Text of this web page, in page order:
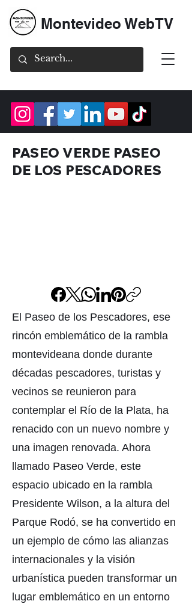
Montevideo WebTV
PASEO VERDE PASEO
DE LOS PESCADORES
El Paseo de los Pescadores, ese
rincón emblemático de la rambla
montevideana donde durante
décadas pescadores, turistas y
vecinos se reunieron para
contemplar el Río de la Plata, ha
renacido con un nuevo nombre y
una imagen renovada. Ahora
llamado Paseo Verde, este
espacio ubicado en la rambla
Presidente Wilson, a la altura del
Parque Rodó, se ha convertido en
un ejemplo de cómo las alianzas
internacionales y la visión
urbanística pueden transformar un
lugar emblemático en un entorno